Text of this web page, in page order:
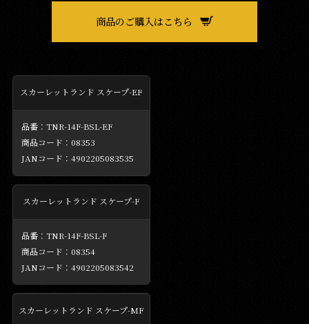
商品のご購入はこちら
スカーレットランド スケープ-EF
TNR-14F-BSL-EF
08353
4902205083535
スカーレットランド スケープ-F
TNR-14F-BSL-F
08354
4902205083542
スカーレットランド スケープ-MF